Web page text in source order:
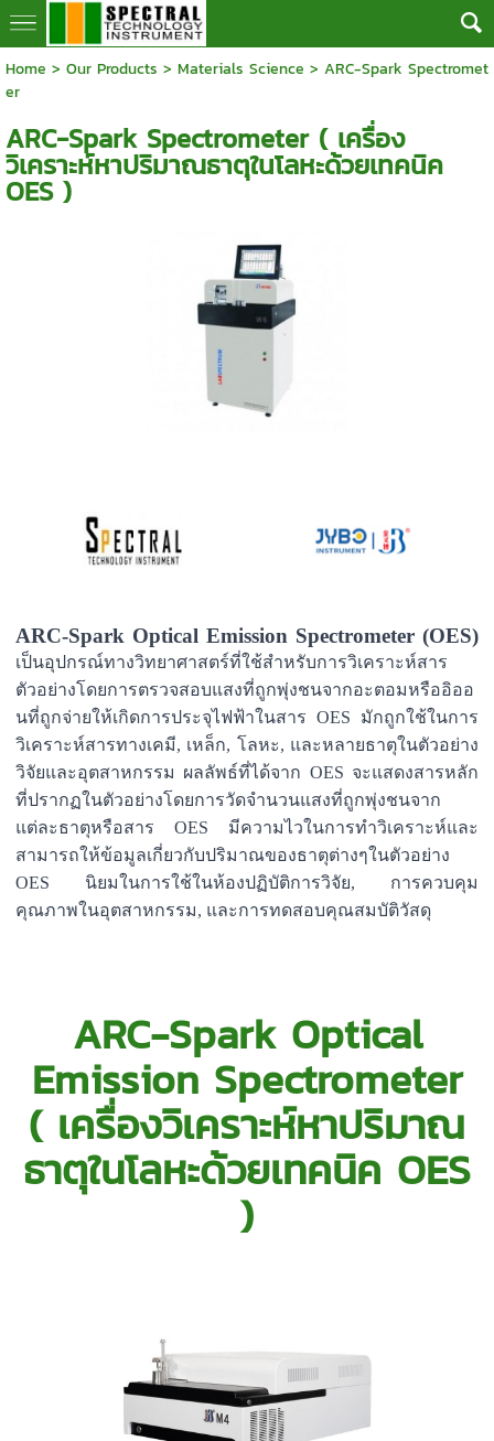
Home > Our Products > Materials Science > ARC-Spark Spectromet
er
ARC-Spark Spectrometer ( เครื่อง
วิเคราะห์หาปริมาณธาตุในโลหะด้วยเทคนิค
OES )
ARC-Spark Optical Emission Spectrometer (OES)
เป็นอุปกรณ์ทางวิทยาศาสตร์ที่ใช้สำหรับการวิเคราะห์สาร
ตัวอย่างโดยการตรวจสอบแสงที่ถูกพุ่งชนจากอะตอมหรืออิออ
นที่ถูกจ่ายให้เกิดการประจุไฟฟ้าในสาร OES มักถูกใช้ในการ
วิเคราะห์สารทางเคมี, เหล็ก, โลหะ, และหลายธาตุในตัวอย่าง
วิจัยและอุตสาหกรรม ผลลัพธ์ที่ได้จาก OES จะแสดงสารหลัก
ที่ปรากฏในตัวอย่างโดยการวัดจำนวนแสงที่ถูกพุ่งชนจาก
แต่ละธาตุหรือสาร OES มีความไวในการทำวิเคราะห์และ
สามารถให้ข้อมูลเกี่ยวกับปริมาณของธาตุต่างๆในตัวอย่าง
OES นิยมในการใช้ในห้องปฏิบัติการวิจัย, การควบคุม
คุณภาพในอุตสาหกรรม, และการทดสอบคุณสมบัติวัสดุ
ARC-Spark Optical
Emission Spectrometer
( เครื่องวิเคราะห์หาปริมาณ
ธาตุในโลหะด้วยเทคนิค OES
)